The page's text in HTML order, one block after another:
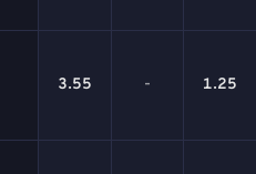
3.55 - 1.25